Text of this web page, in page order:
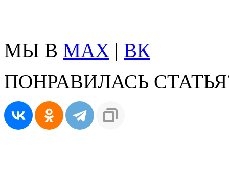
МЫ В MAX | ВК
ПОНРАВИЛАСЬ